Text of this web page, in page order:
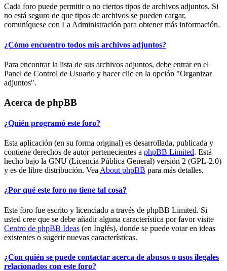
Cada foro puede permitir o no ciertos tipos de archivos adjuntos. Si
no está seguro de que tipos de archivos se pueden cargar,
comuníquese con La Administración para obtener más información.
¿Cómo encuentro todos mis archivos adjuntos?
Para encontrar la lista de sus archivos adjuntos, debe entrar en el
Panel de Control de Usuario y hacer clic en la opción "Organizar
adjuntos".
Acerca de phpBB
¿Quién programó este foro?
Esta aplicación (en su forma original) es desarrollada, publicada y
contiene derechos de autor pertenecientes a phpBB Limited. Está
hecho bajo la GNU (Licencia Pública General) versión 2 (GPL-2.0)
y es de libre distribución. Vea About phpBB para más detalles.
¿Por qué este foro no tiene tal cosa?
Este foro fue escrito y licenciado a través de phpBB Limited. Si
usted cree que se debe añadir alguna característica por favor visite
Centro de phpBB Ideas (en Inglés), donde se puede votar en ideas
existentes o sugerir nuevas características.
¿Con quién se puede contactar acerca de abusos o usos ilegales
relacionados con este foro?